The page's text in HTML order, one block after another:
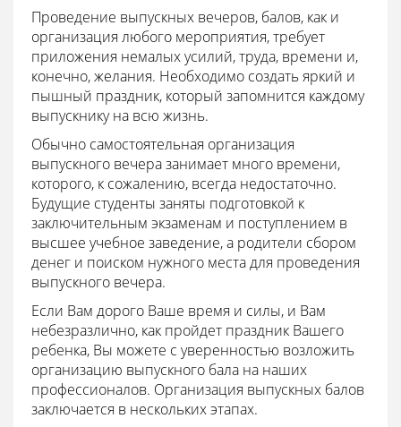
Проведение выпускных вечеров, балов, как и
организация любого мероприятия, требует
приложения немалых усилий, труда, времени и,
конечно, желания. Необходимо создать яркий и
пышный праздник, который запомнится каждому
выпускнику на всю жизнь.
Обычно самостоятельная организация
выпускного вечера занимает много времени,
которого, к сожалению, всегда недостаточно.
Будущие студенты заняты подготовкой к
заключительным экзаменам и поступлением в
высшее учебное заведение, а родители сбором
денег и поиском нужного места для проведения
выпускного вечера.
Если Вам дорого Ваше время и силы, и Вам
небезразлично, как пройдет праздник Вашего
ребенка, Вы можете с уверенностью возложить
организацию выпускного бала на наших
профессионалов. Организация выпускных балов
заключается в нескольких этапах.